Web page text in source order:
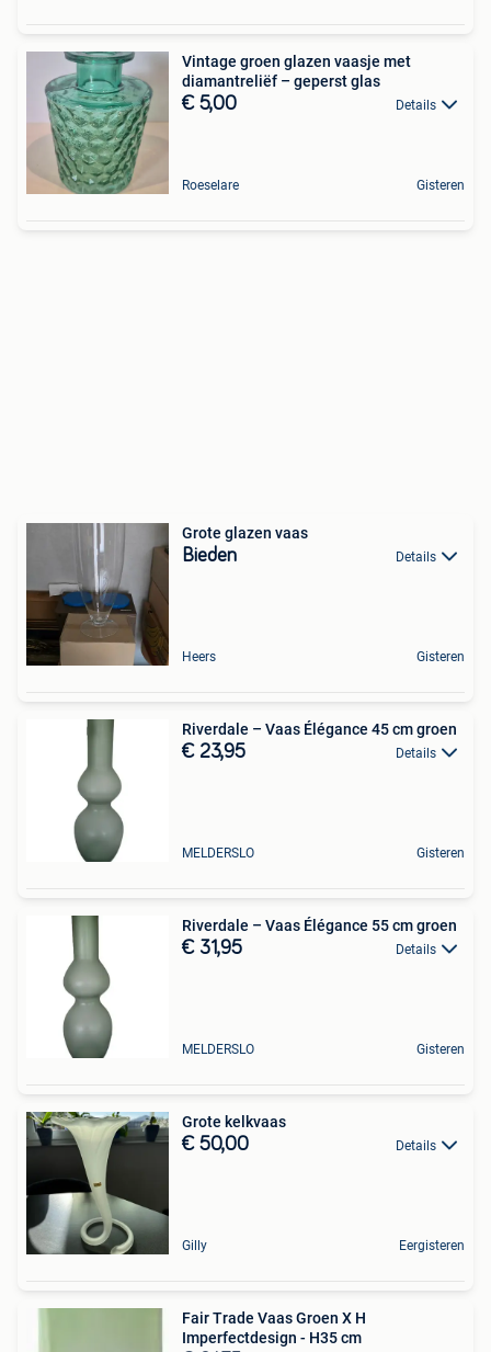
Vintage groen glazen vaasje met
diamantreliëf – geperst glas
€ 5,00 Details
Roeselare Gisteren
Grote glazen vaas
Bieden Details
Heers Gisteren
Riverdale – Vaas Élégance 45 cm groen
€ 23,95 Details
MELDERSLO Gisteren
Riverdale – Vaas Élégance 55 cm groen
€ 31,95 Details
MELDERSLO Gisteren
Grote kelkvaas
€ 50,00 Details
Gilly Eergisteren
Fair Trade Vaas Groen X H
Imperfectdesign - H35 cm